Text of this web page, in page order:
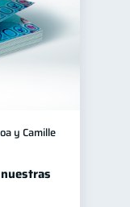
y Camille